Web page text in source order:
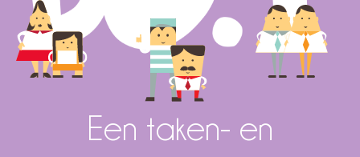
Een taken- en